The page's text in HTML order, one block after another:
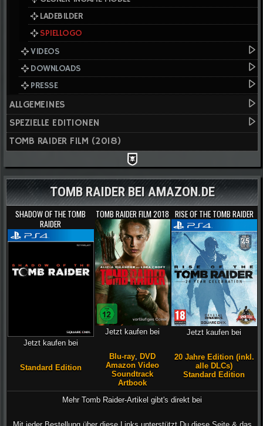
LADEBILDER
SPIELLOGO
VIDEOS
DOWNLOADS
PRESSE
ALLGEMEINES
SPEZIELLE EDITIONEN
TOMB RAIDER FILM (2018)
TOMB RAIDER BEI AMAZON.DE
SHADOW OF THE TOMB
RAIDER
Jetzt kaufen bei
Standard Edition
TOMB RAIDER FILM 2018
Jetzt kaufen bei
Blu-ray, DVD
Amazon Video
Soundtrack
Artbook
RISE OF THE TOMB RAIDER
Jetzt kaufen bei
20 Jahre Edition (inkl.
alle DLCs)
Standard Edition
Mehr Tomb Raider-Artikel gibt's direkt bei